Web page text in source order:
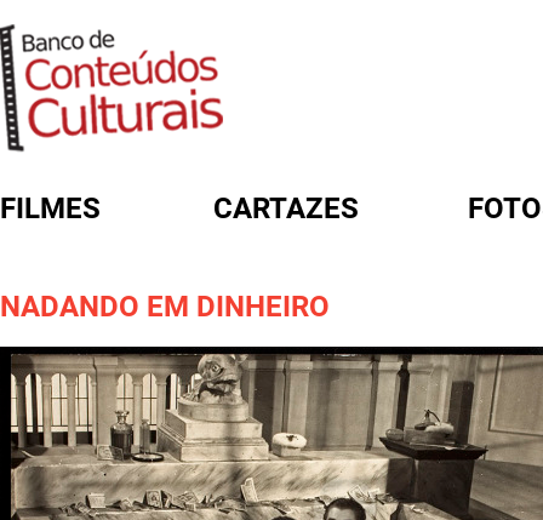
FILMES CARTAZES
NADANDO EM DINHEIRO